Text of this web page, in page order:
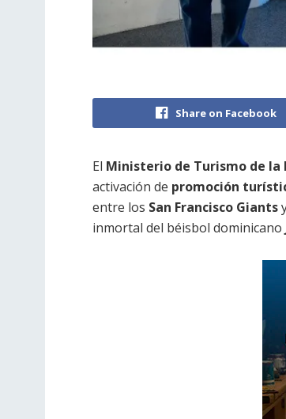
Share on Facebook
El Ministerio de Turismo de la
activación de promoción
entre los San Francisco Giants
inmortal del béisbol dominicano